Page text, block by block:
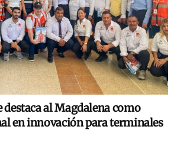
al Magdalena como
en innovación para terminales